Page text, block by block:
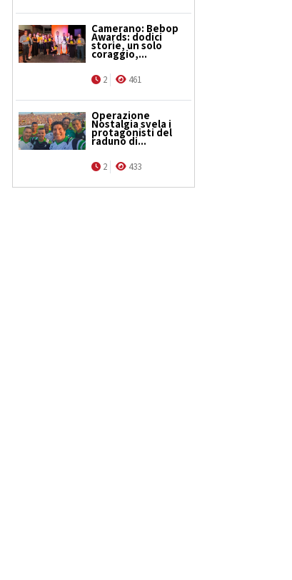
Camerano: Bebop
Awards: dodici
storie, un solo
coraggio,...
2 461
Operazione
Nostalgia svela i
protagonisti del
raduno di...
2 433